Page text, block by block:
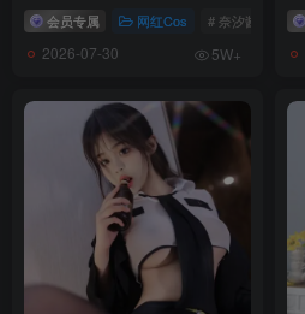
会员专属 网红Cos # 奈汐酱Nice
2026-07-30 5W+